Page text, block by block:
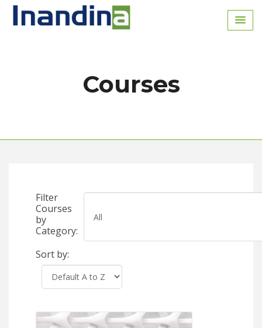
Inicio
Courses
Filter
Courses
by
Category:
Sort by: